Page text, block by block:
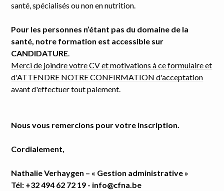
santé, spécialisés ou non en nutrition.
Pour les personnes n’étant pas du domaine de la
santé, notre formation est accessible sur
CANDIDATURE.
Merci de joindre votre CV et motivations à ce formulaire et
d'ATTENDRE NOTRE CONFIRMATION d'acceptation
avant d'effectuer tout paiement.
Nous vous remercions pour votre inscription.
Cordialement,
Nathalie Verhaygen – « Gestion administrative »
Tél: +32 494 62 72 19 - info@cfna.be